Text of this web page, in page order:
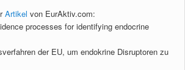
Artikel von EurAktiv.com:
processes for identifying endocrine
der EU, um endokrine Disruptoren zu